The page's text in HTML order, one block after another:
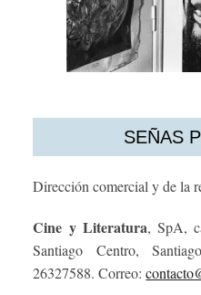
SEÑAS
Dirección comercial y de la
Cine y Literatura, SpA,
Santiago Centro,
26327588. Correo: